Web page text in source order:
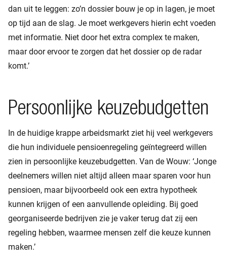
dan uit te leggen: zo’n dossier bouw je op in lagen, je moet
op tijd aan de slag. Je moet werkgevers hierin echt voeden
met informatie. Niet door het extra complex te maken,
maar door ervoor te zorgen dat het dossier op de radar
komt.’
Persoonlijke keuzebudgetten
In de huidige krappe arbeidsmarkt ziet hij veel werkgevers
die hun individuele pensioenregeling geïntegreerd willen
zien in persoonlijke keuzebudgetten. Van de Wouw: ‘Jonge
deelnemers willen niet altijd alleen maar sparen voor hun
pensioen, maar bijvoorbeeld ook een extra hypotheek
kunnen krijgen of een aanvullende opleiding. Bij goed
georganiseerde bedrijven zie je vaker terug dat zij een
regeling hebben, waarmee mensen zelf die keuze kunnen
maken.’